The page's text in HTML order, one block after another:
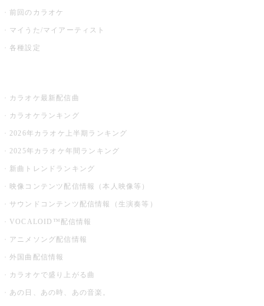
前回のカラオケ
マイうた/マイアーティスト
各種設定
カラオケ最新配信曲
カラオケランキング
2026年カラオケ上半期ランキング
2025年カラオケ年間ランキング
新曲トレンドランキング
映像コンテンツ配信情報（本人映像等）
サウンドコンテンツ配信情報（生演奏等）
VOCALOID™配信情報
アニメソング配信情報
外国曲配信情報
カラオケで盛り上がる曲
あの日、あの時、あの音楽。